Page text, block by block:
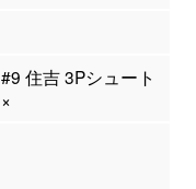
#9 住吉 3Pシュート
×